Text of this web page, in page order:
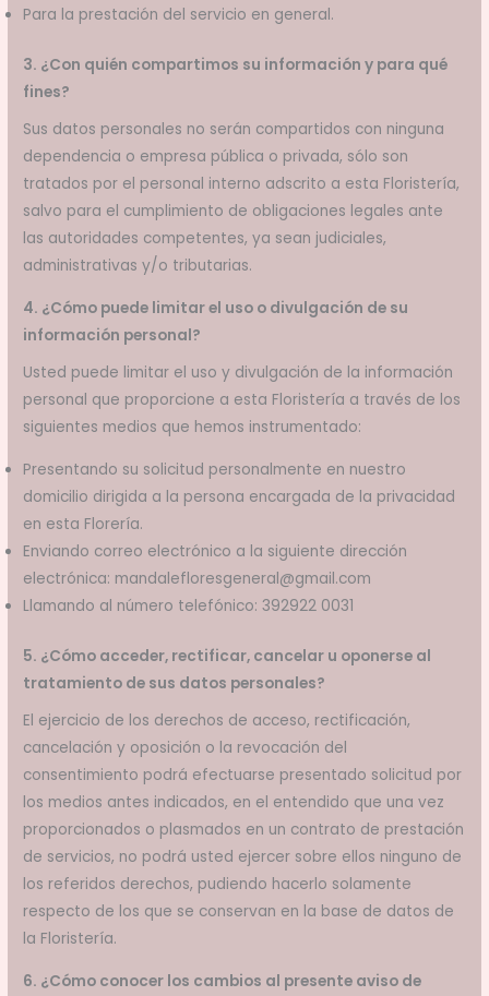
Para la prestación del servicio en general.
3. ¿Con quién compartimos su información y para qué
fines?
Sus datos personales no serán compartidos con ninguna
dependencia o empresa pública o privada, sólo son
tratados por el personal interno adscrito a esta Floristería,
salvo para el cumplimiento de obligaciones legales ante
las autoridades competentes, ya sean judiciales,
administrativas y/o tributarias.
4. ¿Cómo puede limitar el uso o divulgación de su
información personal?
Usted puede limitar el uso y divulgación de la información
personal que proporcione a esta Floristería a través de los
siguientes medios que hemos instrumentado:
Presentando su solicitud personalmente en nuestro
domicilio dirigida a la persona encargada de la privacidad
en esta Florería.
Enviando correo electrónico a la siguiente dirección
electrónica: mandalefloresgeneral@gmail.com
Llamando al número telefónico: 392922 0031
5. ¿Cómo acceder, rectificar, cancelar u oponerse al
tratamiento de sus datos personales?
El ejercicio de los derechos de acceso, rectificación,
cancelación y oposición o la revocación del
consentimiento podrá efectuarse presentado solicitud por
los medios antes indicados, en el entendido que una vez
proporcionados o plasmados en un contrato de prestación
de servicios, no podrá usted ejercer sobre ellos ninguno de
los referidos derechos, pudiendo hacerlo solamente
respecto de los que se conservan en la base de datos de
la Floristería.
6. ¿Cómo conocer los cambios al presente aviso de